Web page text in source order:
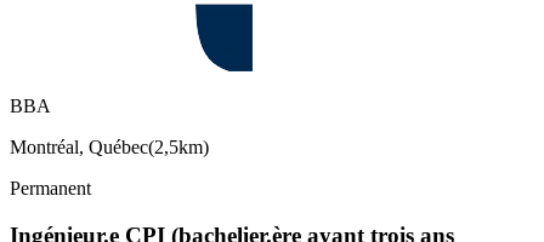
BBA
Montréal, Québec(2,5km)
Permanent
Ingénieur.e CPI (bachelier.ère ayant trois ans